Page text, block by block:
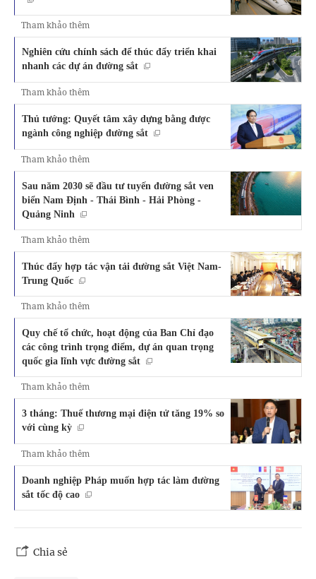
Tham khảo thêm
Nghiên cứu chính sách để thúc đẩy triển khai
nhanh các dự án đường sắt
Tham khảo thêm
Thủ tướng: Quyết tâm xây dựng bằng được
ngành công nghiệp đường sắt
Tham khảo thêm
Sau năm 2030 sẽ đầu tư tuyến đường sắt ven
biển Nam Định - Thái Bình - Hải Phòng -
Quảng Ninh
Tham khảo thêm
Thúc đẩy hợp tác vận tải đường sắt Việt Nam-
Trung Quốc
Tham khảo thêm
Quy chế tổ chức, hoạt động của Ban Chỉ đạo
các công trình trọng điểm, dự án quan trọng
quốc gia lĩnh vực đường sắt
Tham khảo thêm
3 tháng: Thuế thương mại điện tử tăng 19% so
với cùng kỳ
Tham khảo thêm
Doanh nghiệp Pháp muốn hợp tác làm đường
sắt tốc độ cao
Chia sẻ